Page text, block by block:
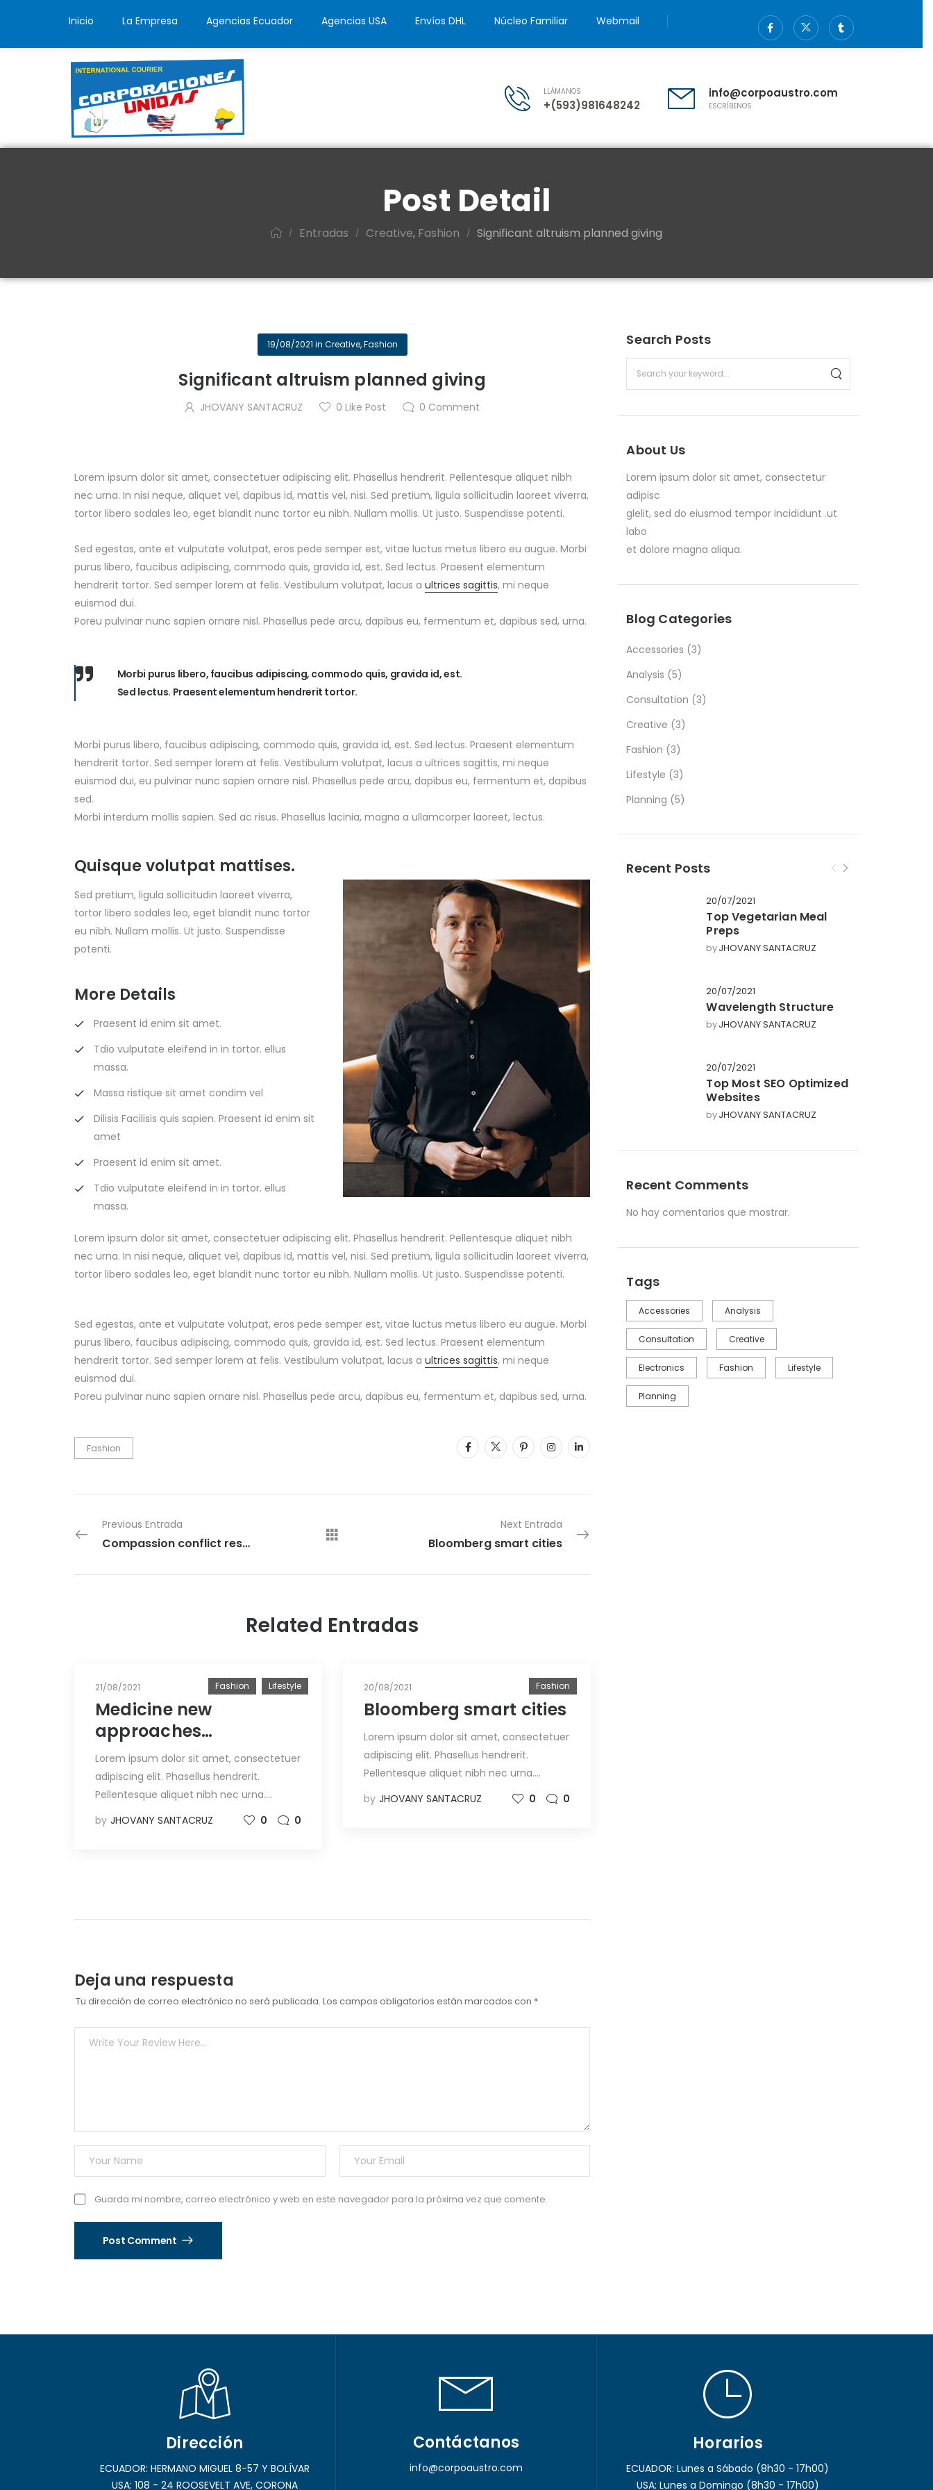
Inicio La Empresa Agencias Ecuador Agencias USA Envíos DHL Núcleo Familiar Webmail
LLÁMANOS
+(593)981648242
info@corpoaustro.com
ESCRÍBENOS
Post Detail
/ Entradas / Creative, Fashion / Significant altruism planned giving
Search Posts
About Us
Lorem ipsum dolor sit amet, consectetur
adipisc
glelit, sed do eiusmod tempor incididunt .ut
labo
et dolore magna aliqua.
Blog Categories
Accessories (3)
Analysis (5)
Consultation (3)
Creative (3)
Fashion (3)
Lifestyle (3)
Planning (5)
Recent Posts
20/07/2021
Top Vegetarian Meal
Preps
byJHOVANY SANTACRUZ
20/07/2021
Wavelength Structure
byJHOVANY SANTACRUZ
20/07/2021
Top Most SEO Optimized
Websites
byJHOVANY SANTACRUZ
Recent Comments
No hay comentarios que mostrar.
Tags
Accessories Analysis
Consultation Creative
Electronics Fashion Lifestyle
Planning
19/08/2021 in Creative,Fashion
Significant altruism planned giving
JHOVANY SANTACRUZ 0 Like Post 0 Comment
Lorem ipsum dolor sit amet, consectetuer adipiscing elit. Phasellus hendrerit. Pellentesque aliquet nibh
nec urna. In nisi neque, aliquet vel, dapibus id, mattis vel, nisi. Sed pretium, ligula sollicitudin laoreet viverra,
tortor libero sodales leo, eget blandit nunc tortor eu nibh. Nullam mollis. Ut justo. Suspendisse potenti.
Sed egestas, ante et vulputate volutpat, eros pede semper est, vitae luctus metus libero eu augue. Morbi
purus libero, faucibus adipiscing, commodo quis, gravida id, est. Sed lectus. Praesent elementum
hendrerit tortor. Sed semper lorem at felis. Vestibulum volutpat, lacus a ultrices sagittis, mi neque
euismod dui.
Poreu pulvinar nunc sapien ornare nisl. Phasellus pede arcu, dapibus eu, fermentum et, dapibus sed, urna.
Morbi purus libero, faucibus adipiscing, commodo quis, gravida id, est.
Sed lectus. Praesent elementum hendrerit tortor.
Morbi purus libero, faucibus adipiscing, commodo quis, gravida id, est. Sed lectus. Praesent elementum
hendrerit tortor. Sed semper lorem at felis. Vestibulum volutpat, lacus a ultrices sagittis, mi neque
euismod dui, eu pulvinar nunc sapien ornare nisl. Phasellus pede arcu, dapibus eu, fermentum et, dapibus
sed.
Morbi interdum mollis sapien. Sed ac risus. Phasellus lacinia, magna a ullamcorper laoreet, lectus.
Quisque volutpat mattises.
Sed pretium, ligula sollicitudin laoreet viverra,
tortor libero sodales leo, eget blandit nunc tortor
eu nibh. Nullam mollis. Ut justo. Suspendisse
potenti.
More Details
Praesent id enim sit amet.
Tdio vulputate eleifend in in tortor. ellus
massa.
Massa ristique sit amet condim vel
Dilisis Facilisis quis sapien. Praesent id enim sit
amet
Praesent id enim sit amet.
Tdio vulputate eleifend in in tortor. ellus
massa.
Lorem ipsum dolor sit amet, consectetuer adipiscing elit. Phasellus hendrerit. Pellentesque aliquet nibh
nec urna. In nisi neque, aliquet vel, dapibus id, mattis vel, nisi. Sed pretium, ligula sollicitudin laoreet viverra,
tortor libero sodales leo, eget blandit nunc tortor eu nibh. Nullam mollis. Ut justo. Suspendisse potenti.
Sed egestas, ante et vulputate volutpat, eros pede semper est, vitae luctus metus libero eu augue. Morbi
purus libero, faucibus adipiscing, commodo quis, gravida id, est. Sed lectus. Praesent elementum
hendrerit tortor. Sed semper lorem at felis. Vestibulum volutpat, lacus a ultrices sagittis, mi neque
euismod dui.
Poreu pulvinar nunc sapien ornare nisl. Phasellus pede arcu, dapibus eu, fermentum et, dapibus sed, urna.
Fashion
Previous Entrada
Compassion conflict resolution
Next Entrada
Bloomberg smart cities
Related Entradas
21/08/2021 Fashion Lifestyle
Medicine new
approaches
communities
Lorem ipsum dolor sit amet, consectetuer
adipiscing elit. Phasellus hendrerit.
Pellentesque aliquet nibh nec urna.…
by JHOVANY SANTACRUZ 0 0
20/08/2021 Fashion
Bloomberg smart cities
Lorem ipsum dolor sit amet, consectetuer
adipiscing elit. Phasellus hendrerit.
Pellentesque aliquet nibh nec urna.…
by JHOVANY SANTACRUZ 0 0
Deja una respuesta
Tu dirección de correo electrónico no será publicada. Los campos obligatorios están marcados con *
Guarda mi nombre, correo electrónico y web en este navegador para la próxima vez que comente.
Post Comment
Dirección
ECUADOR: HERMANO MIGUEL 8-57 Y BOLÍVAR
USA: 108 - 24 ROOSEVELT AVE, CORONA
Contáctanos
info@corpoaustro.com
Horarios
ECUADOR: Lunes a Sábado (8h30 - 17h00)
USA: Lunes a Domingo (8h30 - 17h00)